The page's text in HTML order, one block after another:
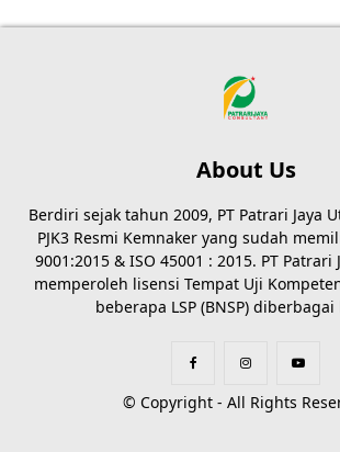
About Us
Berdiri sejak tahun 2009, PT Patrari Jaya
PJK3 Resmi Kemnaker yang sudah
9001:2015 & ISO 45001 : 2015. PT Patrari
memperoleh lisensi Tempat Uji
beberapa LSP (BNSP)
© Copyright - All Rights